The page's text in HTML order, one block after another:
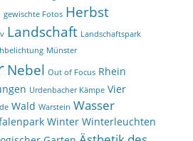
gewischte Fotos Herbst
Landschaft Landschaftspark
Münster
Nebel Out of Focus Rhein
Urdenbacher Kämpe Vier
Wald Warstein Wasser
Winter Winterleuchten